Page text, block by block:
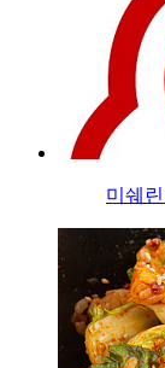
미쉐